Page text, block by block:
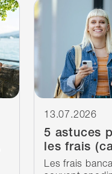
5 astuces
les frais
13.07.2026
Les frais
Continuer à